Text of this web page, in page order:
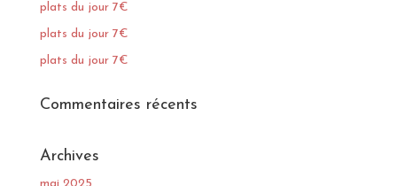
plats du jour 7€
plats du jour 7€
plats du jour 7€
Commentaires récents
Archives